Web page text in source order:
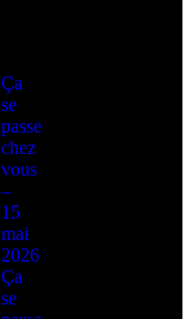
Ça
se
passe
chez
vous
–
15
mai
2026
Ça
se